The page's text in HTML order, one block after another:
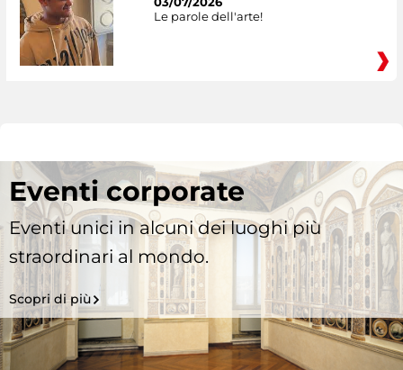
Le parole dell'arte!
Eventi corporate
Eventi unici in alcuni dei luoghi più
straordinari al mondo.
Scopri di più